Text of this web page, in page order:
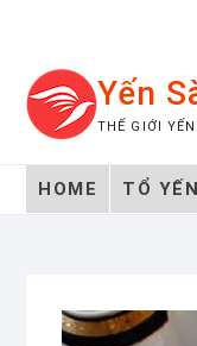
content
Yến
THẾ GIỚI
HOME TỔ YẾN